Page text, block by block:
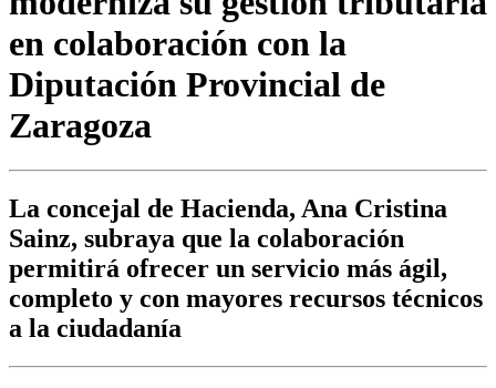
en colaboración con la
Diputación Provincial de
Zaragoza
La concejal de Hacienda, Ana Cristina
Sainz, subraya que la colaboración
permitirá ofrecer un servicio más ágil,
completo y con mayores recursos técnicos
a la ciudadanía